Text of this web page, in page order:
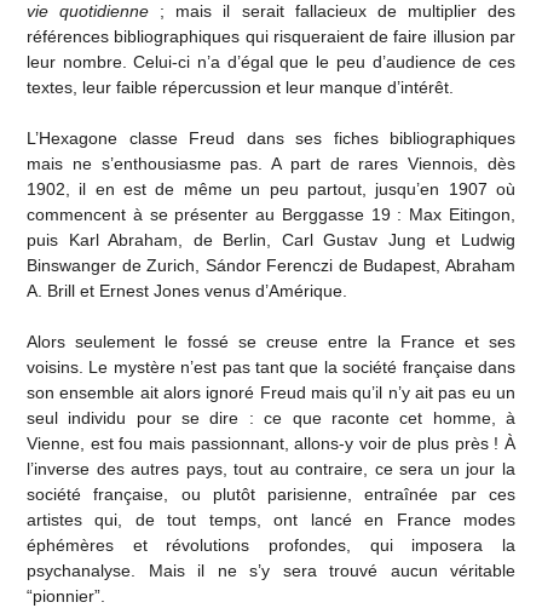
vie quotidienne ; mais il serait fallacieux de multiplier des
références bibliographiques qui risqueraient de faire illusion par
leur nombre. Celui-ci n’a d’égal que le peu d’audience de ces
textes, leur faible répercussion et leur manque d’intérêt.
L’Hexagone classe Freud dans ses fiches bibliographiques
mais ne s’enthousiasme pas. A part de rares Viennois, dès
1902, il en est de même un peu partout, jusqu’en 1907 où
commencent à se présenter au Berggasse 19 : Max Eitingon,
puis Karl Abraham, de Berlin, Carl Gustav Jung et Ludwig
Binswanger de Zurich, Sándor Ferenczi de Budapest, Abraham
A. Brill et Ernest Jones venus d’Amérique.
Alors seulement le fossé se creuse entre la France et ses
voisins. Le mystère n’est pas tant que la société française dans
son ensemble ait alors ignoré Freud mais qu’il n’y ait pas eu un
seul individu pour se dire : ce que raconte cet homme, à
Vienne, est fou mais passionnant, allons-y voir de plus près ! À
l’inverse des autres pays, tout au contraire, ce sera un jour la
société française, ou plutôt parisienne, entraînée par ces
artistes qui, de tout temps, ont lancé en France modes
éphémères et révolutions profondes, qui imposera la
psychanalyse. Mais il ne s’y sera trouvé aucun véritable
“pionnier”.